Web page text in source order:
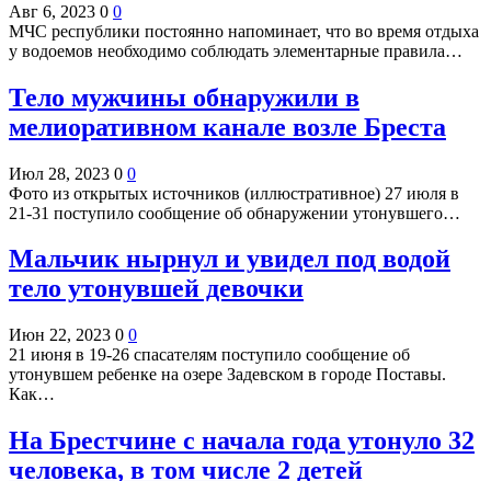
Авг 6, 2023 0 0
МЧС республики постоянно напоминает, что во время отдыха
у водоемов необходимо соблюдать элементарные правила…
Тело мужчины обнаружили в
мелиоративном канале возле Бреста
Июл 28, 2023 0 0
Фото из открытых источников (иллюстративное) 27 июля в
21-31 поступило сообщение об обнаружении утонувшего…
Мальчик нырнул и увидел под водой
тело утонувшей девочки
Июн 22, 2023 0 0
21 июня в 19-26 спасателям поступило сообщение об
утонувшем ребенке на озере Задевском в городе Поставы.
Как…
На Брестчине с начала года утонуло 32
человека, в том числе 2 детей